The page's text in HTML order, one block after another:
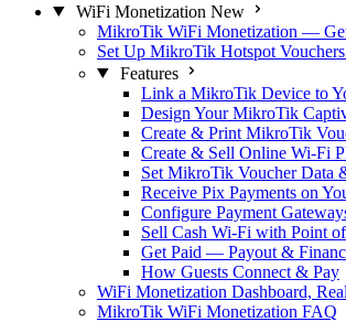
WiFi Monetization New
MikroTik WiFi Monetization —
Set Up MikroTik Hotspot
Features
Link a MikroTik Device to
Design Your MikroTik
Create & Print MikroTik
Create & Sell Online Wi-Fi
Set MikroTik Voucher Data
Receive Pix Payments on
Configure Payment
Sell Cash Wi-Fi with Point
Get Paid — Payout &
How Guests Connect & Pay
WiFi Monetization Dashboard,
MikroTik WiFi Monetization FAQ